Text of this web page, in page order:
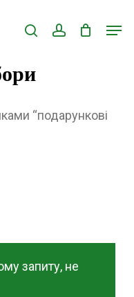
searchaccount
“подарункові
запиту, не